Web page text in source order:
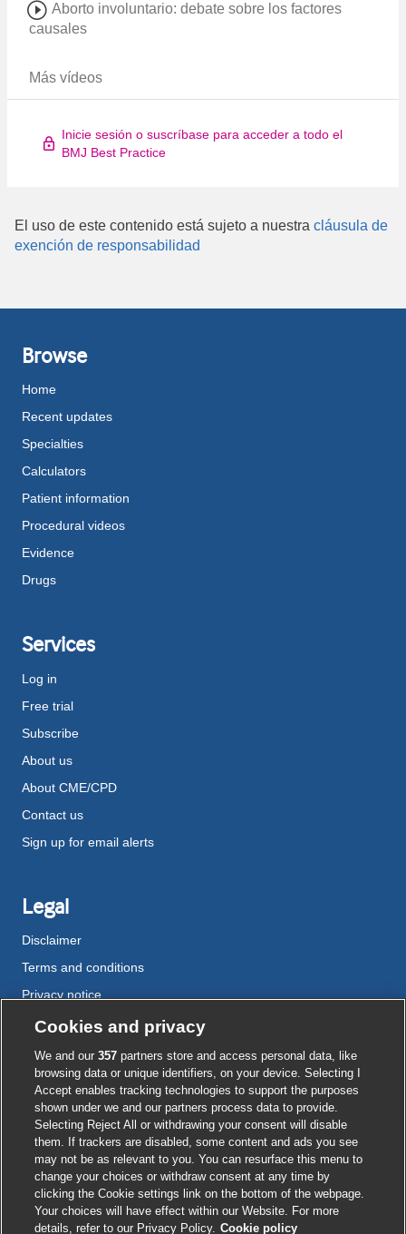
Aborto involuntario: debate sobre los factores
causales
Más vídeos
Inicie sesión o suscríbase para acceder a todo el
BMJ Best Practice
El uso de este contenido está sujeto a nuestra cláusula de
exención de responsabilidad
Browse
Home
Recent updates
Specialties
Calculators
Patient information
Procedural videos
Evidence
Drugs
Services
Log in
Free trial
Subscribe
About us
About CME/CPD
Contact us
Sign up for email alerts
Legal
Disclaimer
Terms and conditions
Privacy notice
Cookie policy
Accessibility
External
link
opens
in
a
new
window
External
link
opens
in
a
new
window
External
link
opens
in
a
new
window
External
link
opens
in
a
new
window
External
link
opens
in
a
new
window
© BMJ Publishing Group 2026
ISSN 2515-9615
Cookies and privacy
We and our357 partners store and access personal data, like
browsing data or unique identifiers, on your device. Selecting I
Accept enables tracking technologies to support the purposes
shown under we and our partners process data to provide.
Selecting Reject All or withdrawing your consent will disable
them. If trackers are disabled, some content and ads you see
may not be as relevant to you. You can resurface this menu to
change your choices or withdraw consent at any time by
clicking the Cookie settings link on the bottom of the webpage.
Your choices will have effect within our Website. For more
details, refer to our Privacy Policy. Cookie policy